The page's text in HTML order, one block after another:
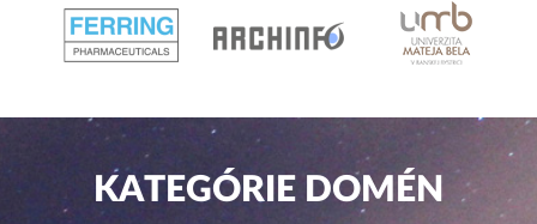
KATEGÓRIE DOMÉN